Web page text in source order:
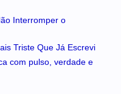
Interromper o
Triste Que Já Escrevi
com pulso, verdade e